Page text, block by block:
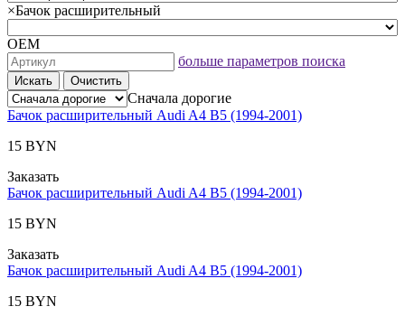
×Бачок расширительный
ОЕМ
больше параметров поиска
Искать Очистить
Сначала дорогие
Бачок расширительный Audi A4 B5 (1994-2001)
15 BYN
Заказать
Бачок расширительный Audi A4 B5 (1994-2001)
15 BYN
Заказать
Бачок расширительный Audi A4 B5 (1994-2001)
15 BYN